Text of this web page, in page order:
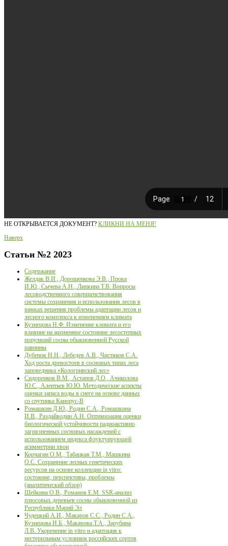
НЕ ОТКРЫВАЕТСЯ ДОКУМЕНТ? КЛИКНИ НА МЕНЯ!
Наверх
Статьи №2 2023
Содержание
Желдак В.И., Дорощенкова Э.В., Прока
И.Ю., Сычева А.Н., Липкина Т.В. Вопросы
лесоводственного совершенствования
системы сохранения и использования лесов в
рамках решения проблемы адаптации лесов и
лесного комплекса к изменениям климата
Кузнецова Н.Ф. Изменение климата и его
влияние на жизненное состояние лесостепных
популяций сосны обыкновенной Русской
равнины
Дубенок Н.Н., Лебедев А.В., Чистяков С.А.
Ход роста древостоев в сосновых типах леса
заповедника «Кологривский лес»
Сидоренков В.М., Астапов Д.О., Ачиколова
Ю.С., Алентьев Ю.Ю. Методические аспекты
оценки запаса воды в снеге на основе данных
со спутника Канопус-B
Ромашкин Д.Ю., Родин С.А., Ромашкина
И.В., Раздайводин А.Н. Оптимизация оценки
биологической устойчивости радиоактивно
загрязненных сосновых насаждений с
использованием индекса флуктуирующей
асимметрии хвои
Корчагин О.М., Табацкая Т.М., Машкина
О.С. Сохранение лесных генетических
ресурсов на основе коллекции in vitro:
состояние, перспективы, проблемы
(аналитический обзор)
Шейкина О.В., Романов Е.М. SSR-анализ
плюсовых деревьев сосны обыкновенной из
Республики Марий Эл
Чудецкий А.И., Макаров С.С., Родин С.А.,
Кузнецова И.Б., Макарова Т.А., Зарубина
Л.В. Укоренение in vitro и адаптация к
нестерильным условиям российских сортов